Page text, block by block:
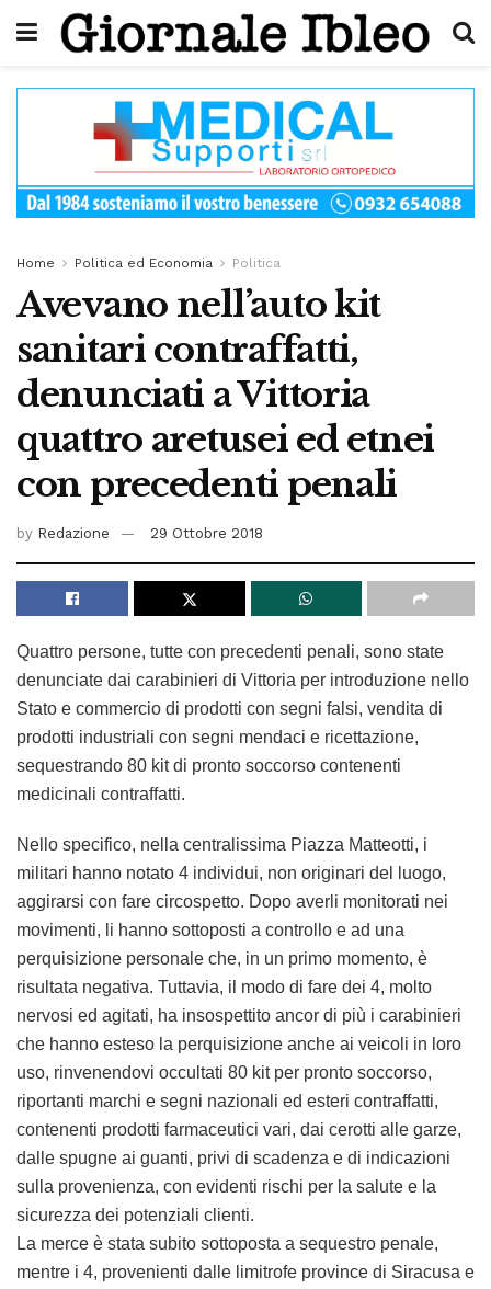
Home Politica ed Economia Politica
Avevano nell’auto kit
sanitari contraffatti,
denunciati a Vittoria
quattro aretusei ed etnei
con precedenti penali
by Redazione 29 Ottobre 2018
Quattro persone, tutte con precedenti penali, sono state
denunciate dai carabinieri di Vittoria per introduzione nello
Stato e commercio di prodotti con segni falsi, vendita di
prodotti industriali con segni mendaci e ricettazione,
sequestrando 80 kit di pronto soccorso contenenti
medicinali contraffatti.
Nello specifico, nella centralissima Piazza Matteotti, i
militari hanno notato 4 individui, non originari del luogo,
aggirarsi con fare circospetto. Dopo averli monitorati nei
movimenti, li hanno sottoposti a controllo e ad una
perquisizione personale che, in un primo momento, è
risultata negativa. Tuttavia, il modo di fare dei 4, molto
nervosi ed agitati, ha insospettito ancor di più i carabinieri
che hanno esteso la perquisizione anche ai veicoli in loro
uso, rinvenendovi occultati 80 kit per pronto soccorso,
riportanti marchi e segni nazionali ed esteri contraffatti,
contenenti prodotti farmaceutici vari, dai cerotti alle garze,
dalle spugne ai guanti, privi di scadenza e di indicazioni
sulla provenienza, con evidenti rischi per la salute e la
sicurezza dei potenziali clienti.
La merce è stata subito sottoposta a sequestro penale,
mentre i 4, provenienti dalle limitrofe province di Siracusa e